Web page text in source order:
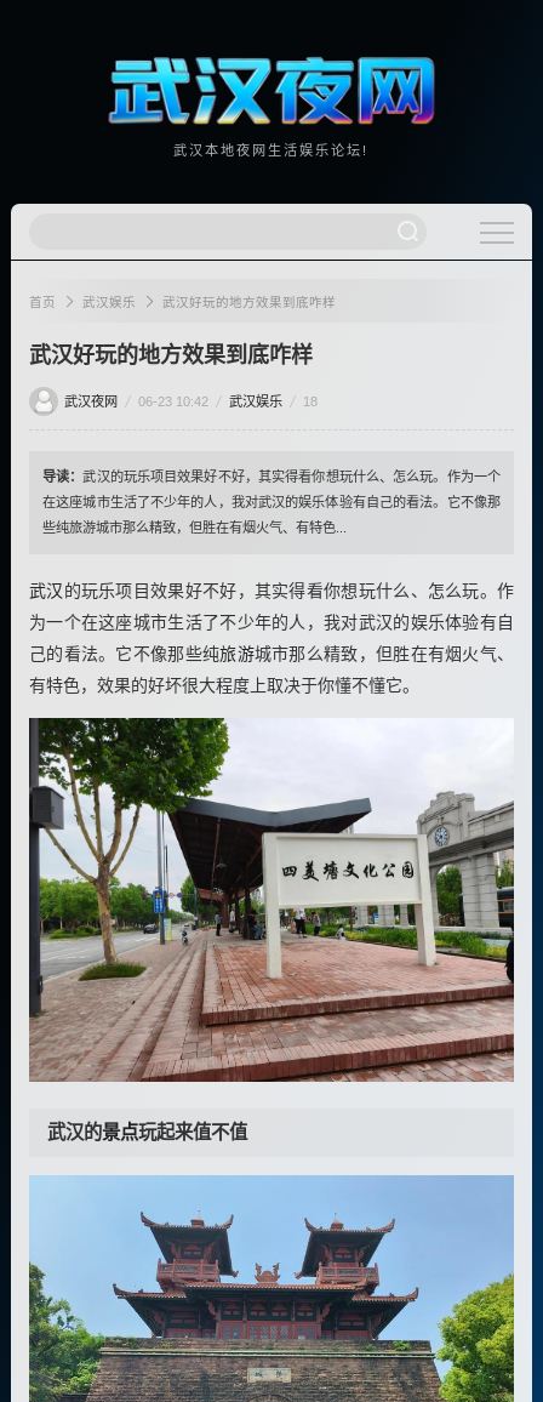
武汉本地夜网生活娱乐论坛!
首页 武汉娱乐 武汉好玩的地方效果到底咋样
武汉好玩的地方效果到底咋样
武汉夜网 06-23 10:42 武汉娱乐 18
导读：武汉的玩乐项目效果好不好，其实得看你想玩什么、怎么玩。作为一个
在这座城市生活了不少年的人，我对武汉的娱乐体验有自己的看法。它不像那
些纯旅游城市那么精致，但胜在有烟火气、有特色...
武汉的玩乐项目效果好不好，其实得看你想玩什么、怎么玩。作
为一个在这座城市生活了不少年的人，我对武汉的娱乐体验有自
己的看法。它不像那些纯旅游城市那么精致，但胜在有烟火气、
有特色，效果的好坏很大程度上取决于你懂不懂它。
武汉的景点玩起来值不值